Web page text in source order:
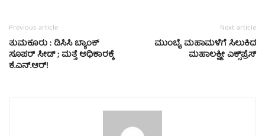
Previous article
ತುಮಕೂರು : ಡಿಸಿಸಿ ಬ್ಯಾಂಕ್
ಸೂಪರ್ ಸೀಡ್ ; ಮತ್ತೆ ಅಧಿಕಾರಕ್ಕೆ
ಕೆ.ಎನ್.ಆರ್!
Next article
ಮುಂಬೈ ಮಹಾಮಳೆಗೆ ಸಿಲುಕಿದ
ಮಹಾಲಕ್ಷ್ಮೀ ಎಕ್ಸ್‌ಪ್ರೆಸ್